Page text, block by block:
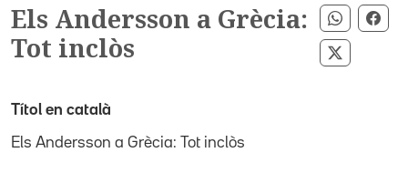
Els Andersson a Grècia:
Tot inclòs
Títol en català
Els Andersson a Grècia: Tot inclòs